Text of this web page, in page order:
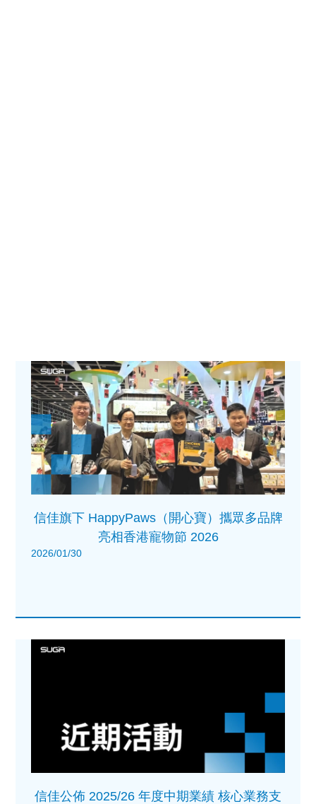
信佳旗下 HappyPaws（開心寶）攜眾多品牌
亮相香港寵物節 2026
2026/01/30
信佳公佈 2025/26 年度中期業績 核心業務支